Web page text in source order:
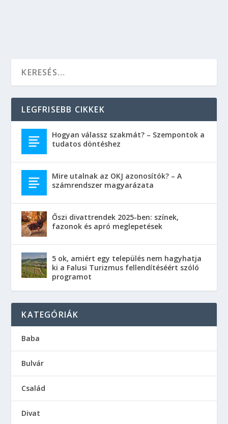
LEGFRISEBB CIKKEK
Hogyan válassz szakmát? – Szempontok a
tudatos döntéshez
Mire utalnak az OKJ azonosítók? – A
számrendszer magyarázata
Őszi divattrendek 2025-ben: színek,
fazonok és apró meglepetések
5 ok, amiért egy település nem hagyhatja
ki a Falusi Turizmus fellendítéséért szóló
programot
KATEGÓRIÁK
Baba
Bulvár
Család
Divat